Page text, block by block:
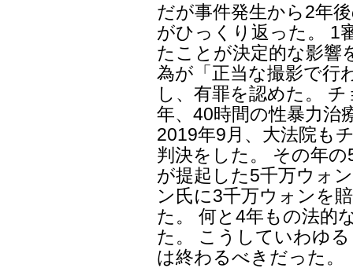
だが事件発生から2年
がひっくり返った。 1
たことが決定的な影響
為が「正当な撮影で行
し、有罪を認めた。
年、40時間の性暴力治
2019年9月、大法院も
判決をした。 その年
が提起した5千万ウォ
ン氏に3千万ウォンを
た。 何と4年もの法的
た。 こうしていわゆ
は終わるべきだった。